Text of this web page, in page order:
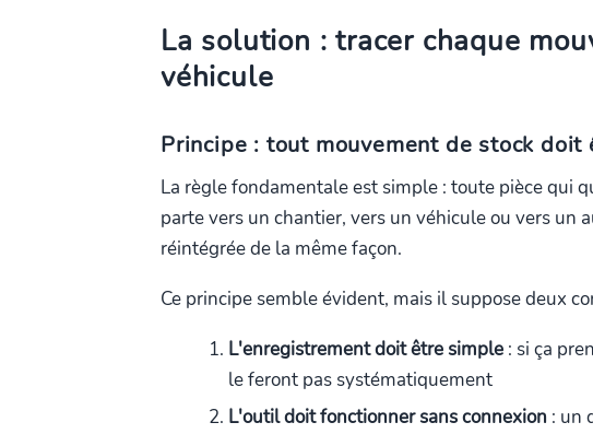
La solution : tracer chaque
véhicule
Principe : tout mouvement de stock doit
La règle fondamentale est simple : toute pièce qui
parte vers un chantier, vers un véhicule ou vers un
réintégrée de la même façon.
Ce principe semble évident, mais il suppose deux
L'enregistrement doit être simple : si ça
le feront pas systématiquement
L'outil doit fonctionner sans connexion : un